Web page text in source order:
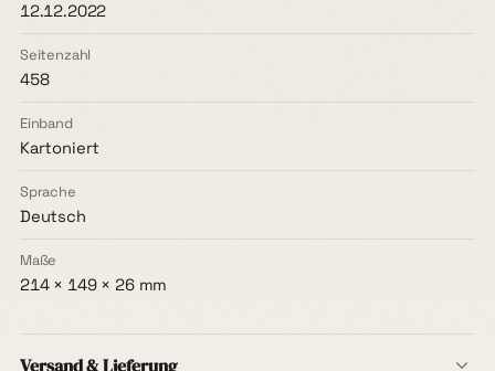
12.12.2022
Seitenzahl
458
Einband
Kartoniert
Sprache
Deutsch
Maße
214 × 149 × 26 mm
Versand & Lieferung